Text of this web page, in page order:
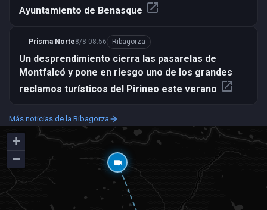
Ayuntamiento de Benasque open_in_new
Prisma Norte8/8 08:56 Ribagorza
Un desprendimiento cierra las pasarelas de
Montfalcó y pone en riesgo uno de los grandes
reclamos turísticos del Pirineo este verano open_in_new
Más noticias de la Ribagorza arrow_forward
videocam
+
−